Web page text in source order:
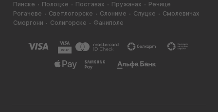
Пинске
Полоцке Поставах Пружанах
Речице
Рогачеве
Светлогорске Слониме Слуцке
Смолевичах
Сморгони
Солигорске Фаниполе